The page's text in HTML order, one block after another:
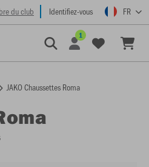
du club Identifiez-vous FR
1
JAKO Chaussettes Roma